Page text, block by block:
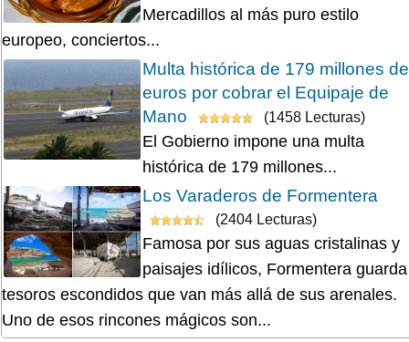
Mercadillos al más puro estilo
europeo, conciertos...
Multa histórica de 179 millones de
euros por cobrar el Equipaje de
Mano
(1458 Lecturas)
El Gobierno impone una multa
histórica de 179 millones...
Los Varaderos de Formentera
(2404 Lecturas)
Famosa por sus aguas cristalinas y
paisajes idílicos, Formentera guarda
tesoros escondidos que van más allá de sus arenales.
Uno de esos rincones mágicos son...